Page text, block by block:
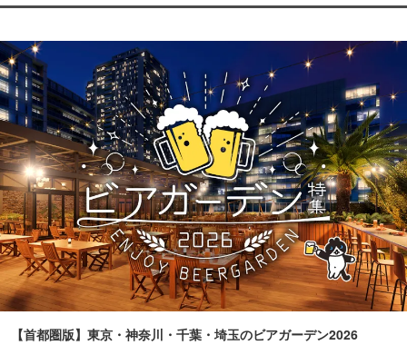
【首都圏版】東京・神奈川・千葉・埼玉のビアガーデン2026